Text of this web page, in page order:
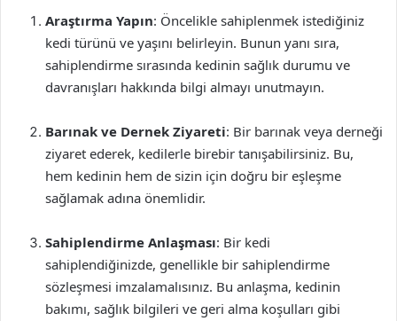
Araştırma Yapın: Öncelikle sahiplenmek istediğiniz
kedi türünü ve yaşını belirleyin. Bunun yanı sıra,
sahiplendirme sırasında kedinin sağlık durumu ve
davranışları hakkında bilgi almayı unutmayın.
Barınak ve Dernek Ziyareti: Bir barınak veya derneği
ziyaret ederek, kedilerle birebir tanışabilirsiniz. Bu,
hem kedinin hem de sizin için doğru bir eşleşme
sağlamak adına önemlidir.
Sahiplendirme Anlaşması: Bir kedi
sahiplendiğinizde, genellikle bir sahiplendirme
sözleşmesi imzalamalısınız. Bu anlaşma, kedinin
bakımı, sağlık bilgileri ve geri alma koşulları gibi